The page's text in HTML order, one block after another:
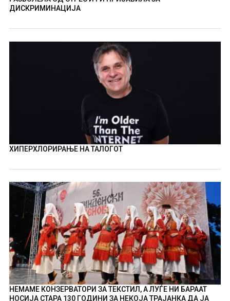
ДИСКРИМИНАЦИЈА
ХИПЕРХЛОРИРАЊЕ НА ТАЛОГОТ
НЕМАМЕ КОНЗЕРВАТОРИ ЗА ТЕКСТИЛ, А ЛУЃЕ НИ БАРААТ
НОСИЈА СТАРА 130 ГОДИНИ ЗА НЕКОЈА ТРАЈАНКА ДА ЈА